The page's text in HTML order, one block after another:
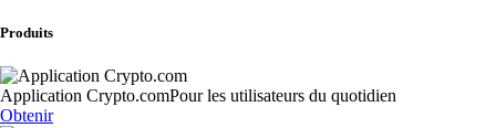
Produits
Application Crypto.comPour les utilisateurs du quotidien
Obtenir